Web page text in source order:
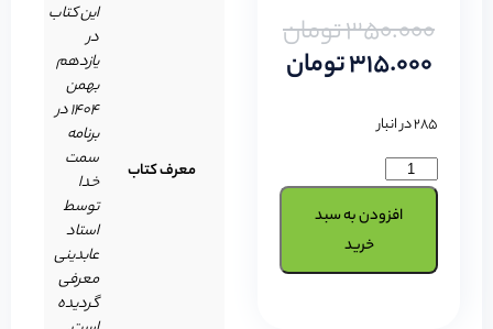
350.000تومان
315.000تومان
285 در انبار
افزودن به سبد
خرید
معرف کتاب
این کتاب
در
یازدهم
بهمن
1404 در
برنامه
سمت
خدا
توسط
استاد
عابدینی
معرفی
گردیده